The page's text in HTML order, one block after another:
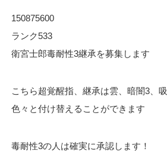
150875600
ランク533
衛宮士郎毒耐性3継承を募集します
こちら超覚醒指、継承は雲、暗闇3、
色々と付け替えることができます
毒耐性3の人は確実に承認します！